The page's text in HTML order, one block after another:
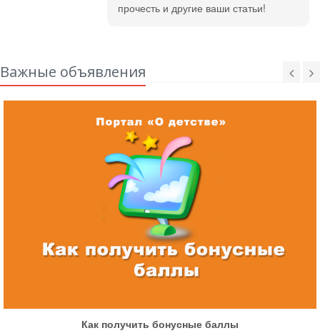
прочесть и другие ваши статьи!
Важные объявления
Как получить бонусные баллы